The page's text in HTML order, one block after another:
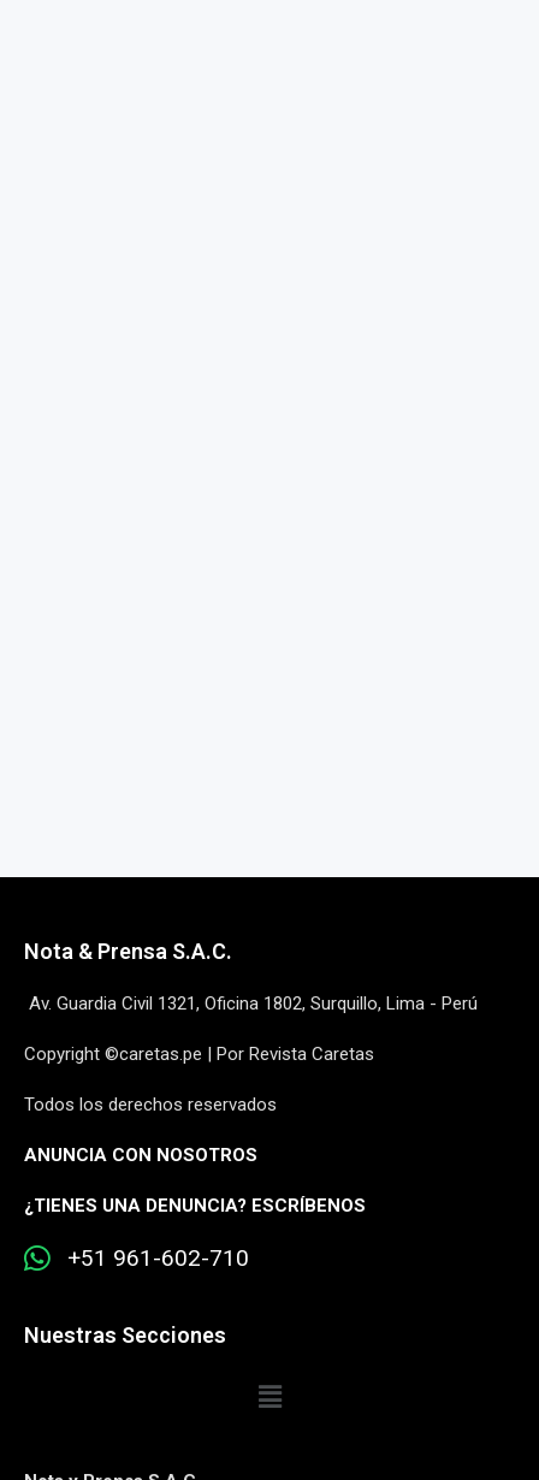
Nota & Prensa S.A.C.
Av. Guardia Civil 1321, Oficina 1802, Surquillo, Lima - Perú
Copyright ©caretas.pe | Por Revista Caretas
Todos los derechos reservados
ANUNCIA CON NOSOTROS
¿TIENES UNA DENUNCIA? ESCRÍBENOS
+51 961-602-710
Nuestras Secciones